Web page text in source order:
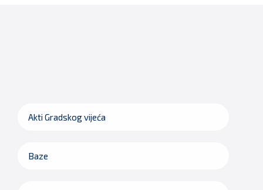
Akti Gradskog vijeća
Baze